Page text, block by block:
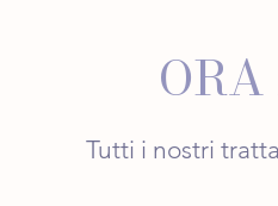
Tutti i nostri